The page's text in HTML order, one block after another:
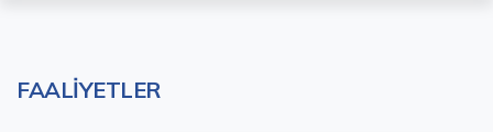
FAALİYETLER